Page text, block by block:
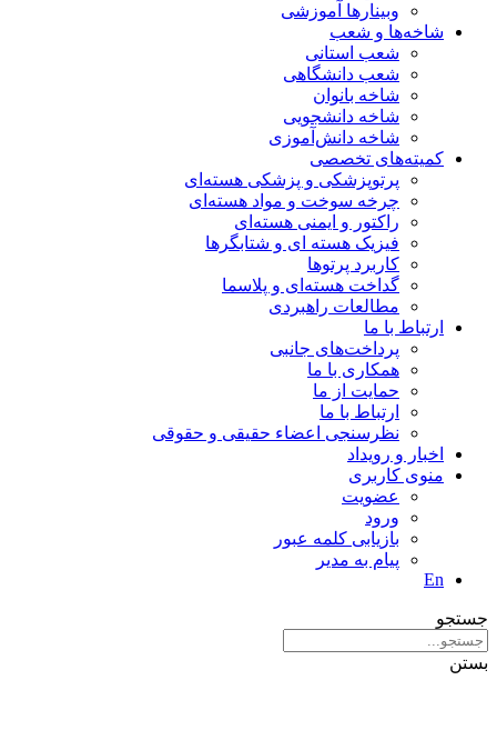
وبینارها آموزشی
شاخه‌ها و شعب
شعب استانی
شعب دانشگاهی
شاخه بانوان
شاخه دانشجویی
شاخه دانش‌آموزی
کمیته‌های تخصصی
پرتوپزشکی و پزشکی هسته‌ای
چرخه سوخت و مواد هسته‌ای
راکتور و ایمنی هسته‌ای
فیزیک هسته ای و شتابگرها
کاربرد پرتوها
گداخت هسته‌ای و پلاسما
مطالعات راهبردی
ارتباط با ما
پرداخت‌های جانبی
همکاری با ما
حمايت از ما
ارتباط با ما
نظر‌سنجی اعضاء حقیقی و حقوقی
اخبار و رويداد
منوی کاربری
عضویت
ورود
بازیابی کلمه عبور
پیام به مدير
En
جستجو
بستن